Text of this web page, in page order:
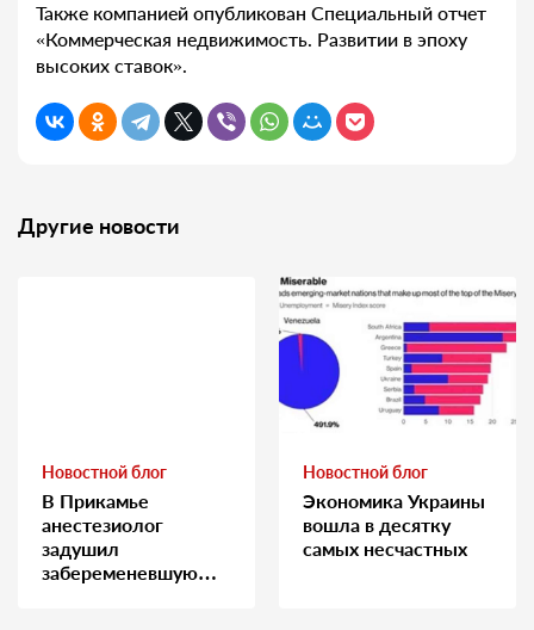
Также компанией опубликован Специальный отчет
«Коммерческая недвижимость. Развитии в эпоху
высоких ставок».
Другие новости
Новостной блог
В Прикамье
анестезиолог
задушил
забеременевшую
Новостной блог
Экономика Украины
вошла в десятку
самых несчастных